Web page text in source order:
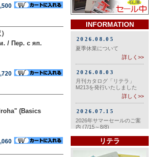
/ Пер. с яп.
(Basics
INFORMATION
リテラ